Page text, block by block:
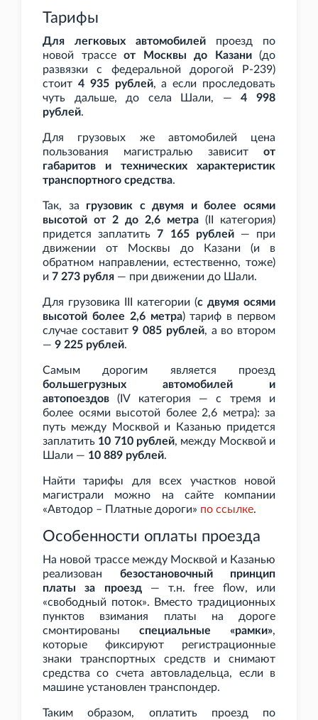
Тарифы
Для легковых автомобилей проезд по
новой трассе от Москвы до Казани(до
развязки с федеральной дорогой Р-239)
стоит 4 935 рублей, а если проследовать
чуть дальше, до села Шали, —4
998
рублей.
Для грузовых же автомобилей цена
пользования магистралью зависит от
габаритов и технических характеристик
транспортного средства.
Так, за грузовик с двумя и более осями
высотой от 2 до 2,6
метра (II категория)
придется заплатить7 165 рублей— при
движении от Москвы до Казани (и в
обратном направлении, естественно, тоже)
и 7 273 рубля — при движении до Шали.
Для грузовика III категории (с двумя осями
высотой более 2,6 метра) тариф в первом
случае составит9 085 рублей, а во втором
— 9 225 рублей.
Самым дорогим является проезд
большегрузных автомобилей и
автопоездов (IV категория — с тремя и
более осями высотой более 2,6 метра): за
путь между Москвой и Казанью придется
заплатить 10 710 рублей, между Москвой и
Шали — 10 889 рублей.
Найти тарифы для всех участков новой
магистрали можно на сайте компании
«Автодор – Платные дороги» по ссылке.
Особенности оплаты проезда
На новой трассе между Москвой и Казанью
реализован безостановочный принцип
платы за проезд— т.н. free flow, или
«свободный поток». Вместо традиционных
пунктов взимания платы на дороге
смонтированы специальные «рамки»,
которые фиксируют регистрационные
знаки транспортных средств и снимают
средства со счета автовладельца, если в
машине установлен транспондер.
Таким образом, оплатить проезд по